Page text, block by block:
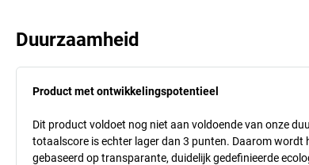
Duurzaamheid
Product met ontwikkelingspotentieel
Dit product voldoet nog niet aan voldoende van onze
totaalscore is echter lager dan 3 punten. Daarom
gebaseerd op transparante, duidelijk gedefinieerde